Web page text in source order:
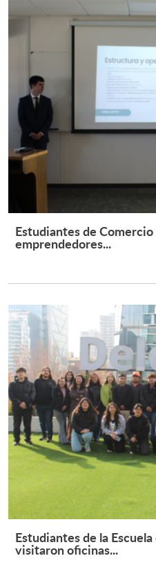
Estudiantes de
emprendedores...
Estudiantes de la
visitaron oficinas...